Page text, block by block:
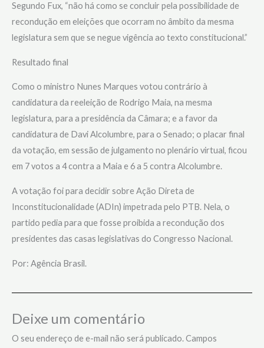
Segundo Fux, “não há como se concluir pela possibilidade de
recondução em eleições que ocorram no âmbito da mesma
legislatura sem que se negue vigência ao texto constitucional.”
Resultado final
Como o ministro Nunes Marques votou contrário à
candidatura da reeleição de Rodrigo Maia, na mesma
legislatura, para a presidência da Câmara; e a favor da
candidatura de Davi Alcolumbre, para o Senado; o placar final
da votação, em sessão de julgamento no plenário virtual, ficou
em 7 votos a 4 contra a Maia e 6 a 5 contra Alcolumbre.
A votação foi para decidir sobre Ação Direta de
Inconstitucionalidade (ADIn) impetrada pelo PTB. Nela, o
partido pedia para que fosse proibida a recondução dos
presidentes das casas legislativas do Congresso Nacional.
Por: Agência Brasil.
Deixe um comentário
O seu endereço de e-mail não será publicado.Campos